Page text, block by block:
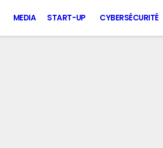
MEDIA START-UP CYBERSÉCURITÉ